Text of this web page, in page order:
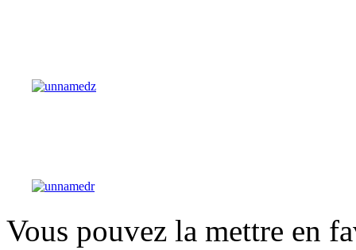
Vous pouvez la mettre en